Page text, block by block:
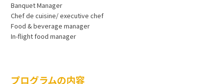
Banquet Manager
Chef de cuisine/ executive chef
Food & beverage manager
In-flight food manager
プログラムの内容